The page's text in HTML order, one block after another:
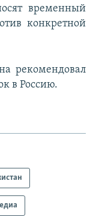
временный
конкретной
рекомендовал
в Россию.